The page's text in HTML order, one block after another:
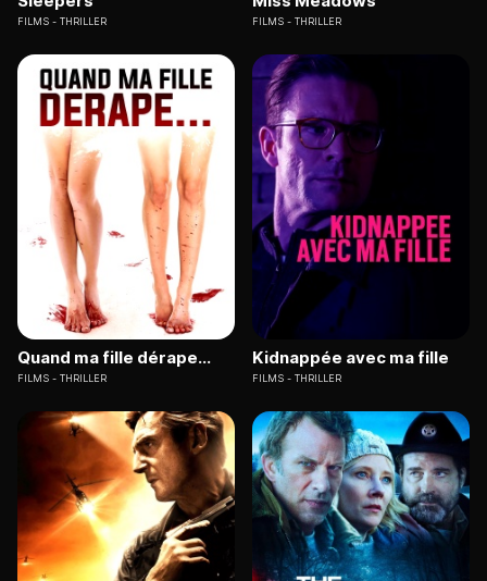
FILMS THRILLER FILMS THRILLER
Quand ma fille dérape...
FILMS THRILLER
Kidnappée avec ma fille
FILMS THRILLER